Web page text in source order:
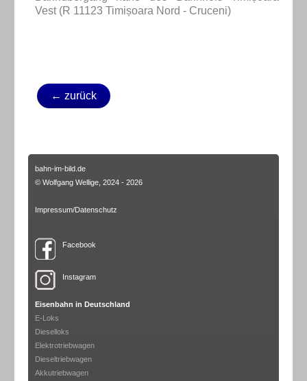
Vest (R 11123 Timișoara Nord - Cruceni)
← zurück
bahn-im-bild.de
© Wolfgang Wellige, 2024 - 2026
Impressum/Datenschutz
Facebook
Instagram
Eisenbahn in Deutschland
E-Loks
Dieselloks
Elektrotriebwagen
Dieseltriebwagen
Akkutriebwagen